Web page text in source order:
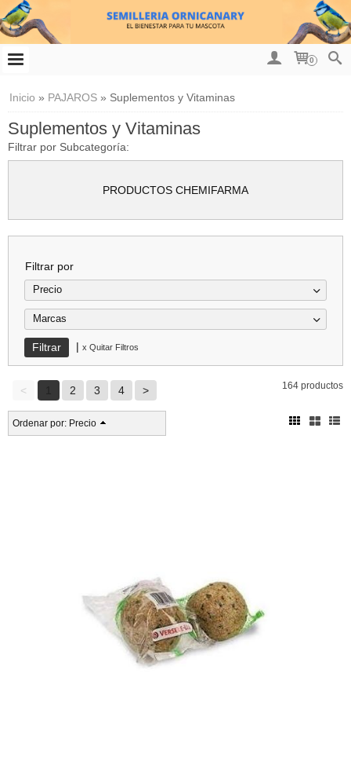
0
Inicio » PAJAROS » Suplementos y Vitaminas
Suplementos y Vitaminas
Filtrar por Subcategoría:
PRODUCTOS CHEMIFARMA
Filtrar por
Precio
Marcas
| x Quitar Filtros
< 2 3 4 > 164 productos
Ordenar por: Precio